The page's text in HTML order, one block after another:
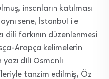
insanların katılması
sene, İstanbul ile
dili farkının düzenlenmesi
Arapça kelimelerin
dili Osmanlı
tanzim edilmiş, Öz